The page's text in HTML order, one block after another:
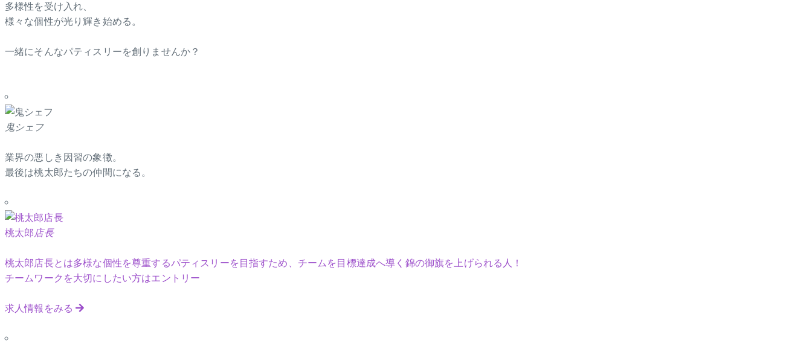
多様性を受け入れ、
様々な個性が光り輝き始める。
一緒にそんなパティスリーを創りませんか？
鬼シェフ
業界の悪しき因習の象徴。
最後は桃太郎たちの仲間になる。
桃太郎店長
桃太郎店長とは多様な個性を尊重するパティスリーを目指すため、チームを目標達成へ導く錦の御旗を上げられる人！
チームワークを大切にしたい方はエントリー
求人情報をみる